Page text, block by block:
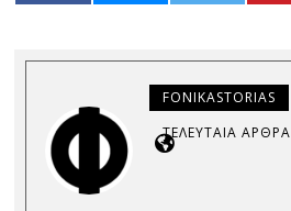
FONIKASTORIAS
ΤΕΛΕΥΤΑΊΑ ΆΡΘΡΑ